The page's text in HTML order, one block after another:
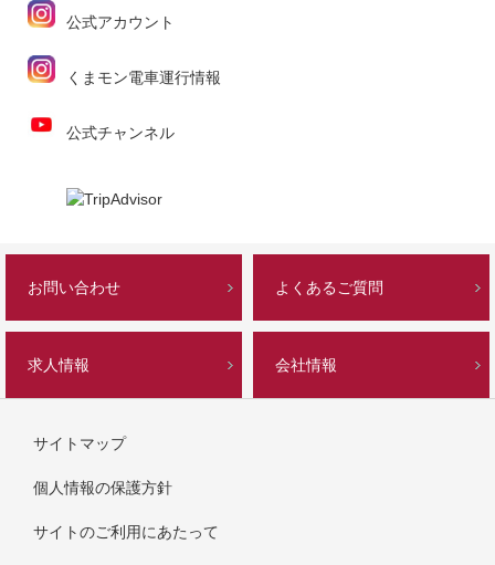
公式アカウント
くまモン電車運行情報
公式チャンネル
お問い合わせ よくあるご質問
求人情報 会社情報
サイトマップ
個人情報の保護方針
サイトのご利用にあたって